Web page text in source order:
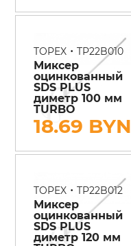
TOPEX• TP22B010
Миксер
оцинкованный
SDS PLUS
диметр 100 мм
TURBO
18.69 BYN
TOPEX• TP22B012
Миксер
оцинкованный
SDS PLUS
диметр 120 мм